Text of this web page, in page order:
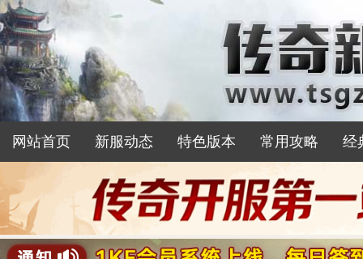
网站首页 新服动态 特色版本 常用攻略 经